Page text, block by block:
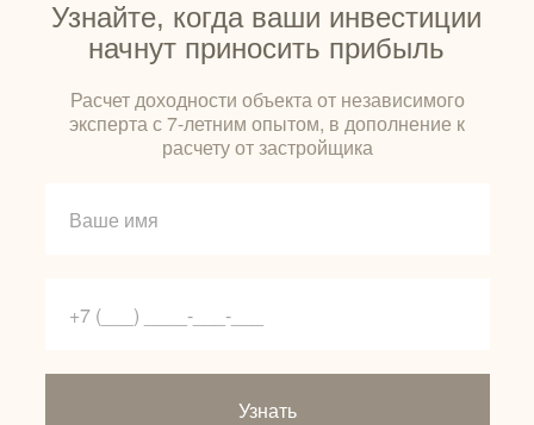
Узнать
Расчет доходности объекта от независимого
эксперта с 7-летним опытом, в дополнение к
расчету от застройщика
Узнайте, когда ваши инвестиции
начнут приносить прибыль